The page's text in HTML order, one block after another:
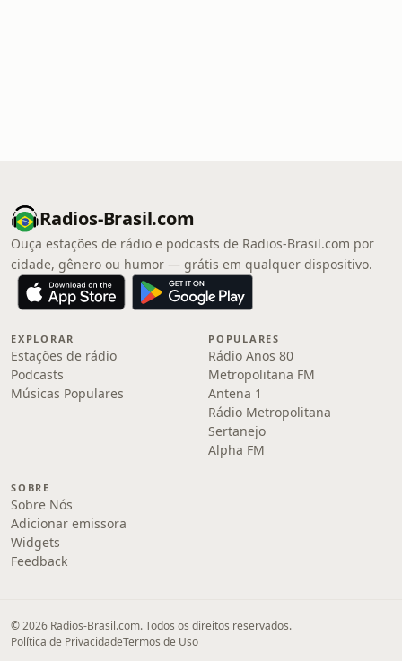
Radios-Brasil.com
Ouça estações de rádio e podcasts de Radios-Brasil.com por
cidade, gênero ou humor — grátis em qualquer dispositivo.
EXPLORAR
Estações de rádio
Podcasts
Músicas Populares
POPULARES
Rádio Anos 80
Metropolitana FM
Antena 1
Rádio Metropolitana
Sertanejo
Alpha FM
SOBRE
Sobre Nós
Adicionar emissora
Widgets
Feedback
© 2026 Radios-Brasil.com. Todos os direitos reservados.
Política de PrivacidadeTermos de Uso